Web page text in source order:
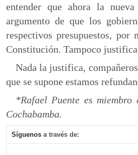
entender que ahora la
argumento de que los
respectivos presupuestos,
Constitución. Tampoco
Nada la justifica,
que se supone estamos
*Rafael Puente es miembro
Cochabamba.
Síguenos a través de: